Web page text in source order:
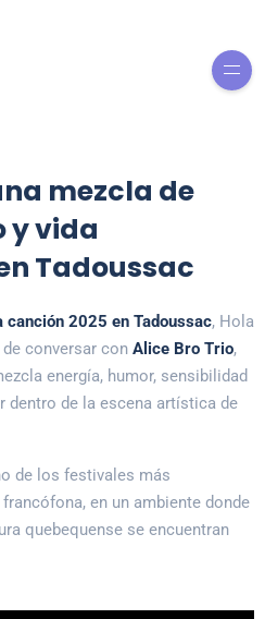
mezcla de
y vida
Tadoussac
canción 2025 en Tadoussac, Hola
conversar con Alice Bro Trio,
energía, humor, sensibilidad
dentro de la escena artística de
de los festivales más
en un ambiente donde
quebequense se encuentran